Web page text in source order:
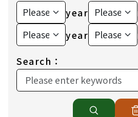
year
year
Search：